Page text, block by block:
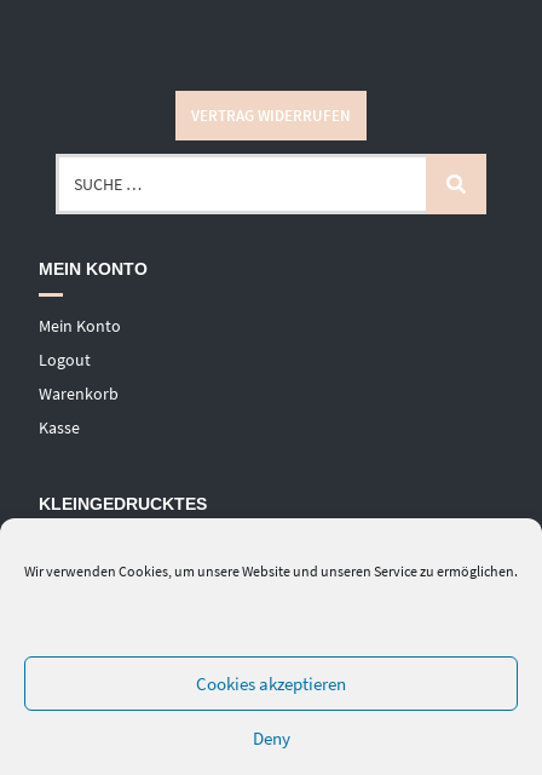
Wir verwenden Cookies, um unsere Website und unseren Service zu ermöglichen.
Cookies akzeptieren
Deny
VERTRAG WIDERRUFEN
MEIN KONTO
Mein Konto
Logout
Warenkorb
Kasse
KLEINGEDRUCKTES
Impressum